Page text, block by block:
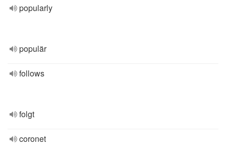
popularly
populär
follows
folgt
coronet